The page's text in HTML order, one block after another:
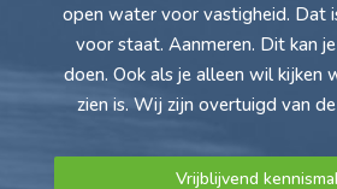
open water voor vastigheid. Dat
voor staat. Aanmeren. Dit kan
doen. Ook als je alleen wil kijken
zien is. Wij zijn overtuigd van
Vrijblijvend